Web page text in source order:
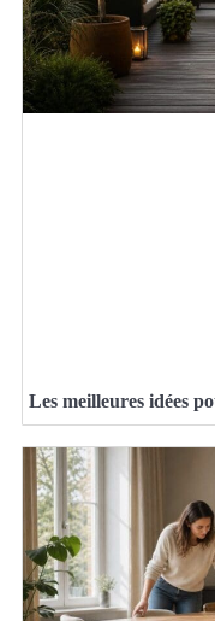
Les meilleures idées